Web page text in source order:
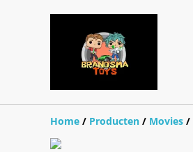
Home / Producten / Movies /